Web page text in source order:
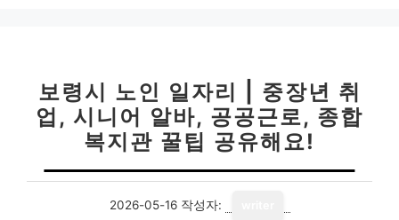
보령시 노인 일자리 | 중장년 취
업, 시니어 알바, 공공근로, 종합
복지관 꿀팁 공유해요!
2026-05-16 작성자: